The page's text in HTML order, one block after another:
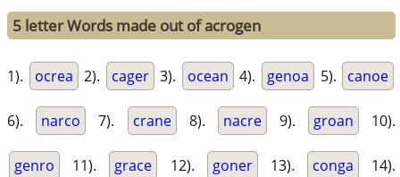
5 letter Words made out of acrogen
1). ocrea 2). cager 3). ocean 4). genoa 5). canoe
6). narco 7). crane 8). nacre 9). groan 10).
genro 11). grace 12). goner 13). conga 14).